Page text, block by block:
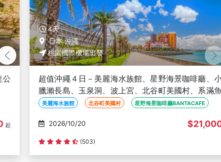
4天
日本 沖繩
桃園國際機場出發
超值沖繩４日－美麗海水族館、星野海景咖啡廳、小希
臘瀨長島、玉泉洞、波上宮、北谷町美國村、系滿魚市
美麗海水族館 北谷町美國村 星野海景咖啡廳BANTACAFE
2026/10/20 $21,000 起
(503)